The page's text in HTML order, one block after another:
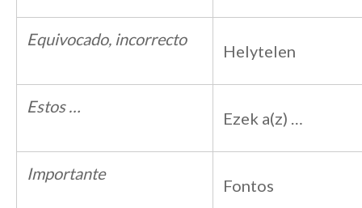
Equivocado, incorrecto
Helytelen
Estos …
Ezek a(z) …
Importante
Fontos